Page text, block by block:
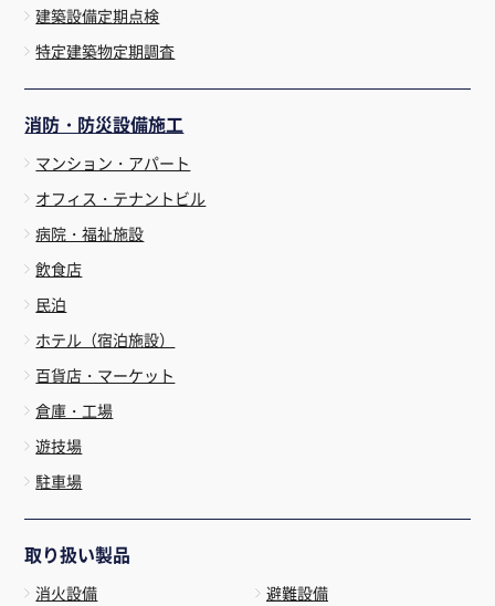
建築設備定期点検
特定建築物定期調査
消防・防災設備施工
マンション・アパート
オフィス・テナントビル
病院・福祉施設
飲食店
民泊
ホテル（宿泊施設）
百貨店・マーケット
倉庫・工場
遊技場
駐車場
取り扱い製品
消火設備
避難設備